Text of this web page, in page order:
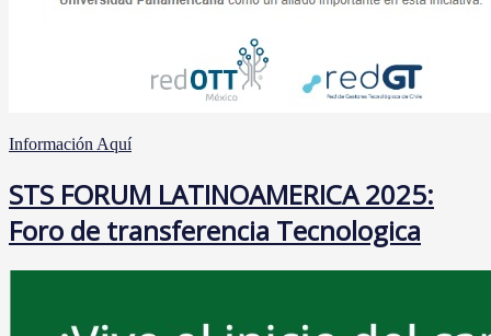
Información Aquí
STS FORUM LATINOAMERICA 2025:
Foro de transferencia Tecnologica